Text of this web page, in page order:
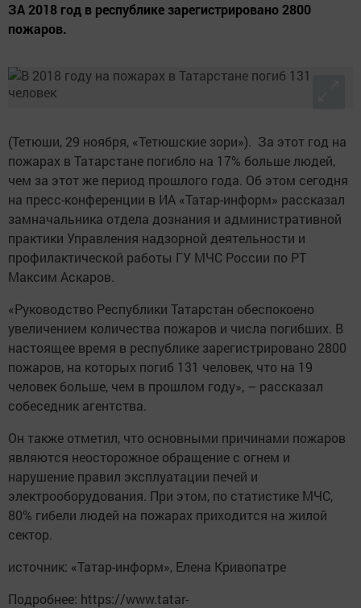
ЗА 2018 год в республике зарегистрировано 2800
пожаров.
(Тетюши, 29 ноября, «Тетюшские зори»). За этот год на
пожарах в Татарстане погибло на 17% больше людей,
чем за этот же период прошлого года. Об этом сегодня
на пресс-конференции в ИА «Татар-информ» рассказал
замначальника отдела дознания и административной
практики Управления надзорной деятельности и
профилактической работы ГУ МЧС России по РТ
Максим Аскаров.
«Руководство Республики Татарстан обеспокоено
увеличением количества пожаров и числа погибших. В
настоящее время в республике зарегистрировано 2800
пожаров, на которых погиб 131 человек, что на 19
человек больше, чем в прошлом году», – рассказал
собеседник агентства.
Он также отметил, что основными причинами пожаров
являются неосторожное обращение с огнем и
нарушение правил эксплуатации печей и
электрооборудования. При этом, по статистике МЧС,
80% гибели людей на пожарах приходится на жилой
сектор.
источник: «Татар-информ», Елена Кривопатре
Подробнее: https://www.tatar-